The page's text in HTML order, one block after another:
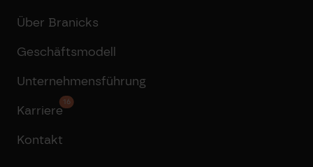
Über Branicks
Geschäftsmodell
Unternehmensführung
Karriere
16
Kontakt